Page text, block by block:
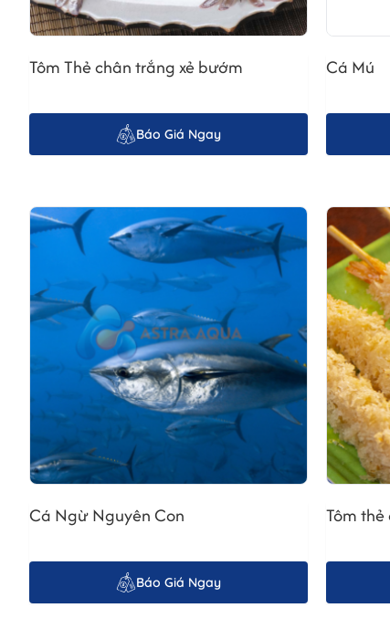
2. Quy trình sản xuất tôm thẻ chân trắng hấp
Để tạo nên một sản phẩm tôm thẻ chân trắng hấp chín
Tôm được thu mua trực tiếp từ các vùng nuôi đạt chuẩn
b. Làm sạch và phân loại
Sau khi thu hoạch, tôm được rửa sạch, phân loại theo
c. Hấp chín bằng hơi nước tinh khiết
Quá trình hấp được thực hiện bằng nhiệt độ và áp suất
d. Cấp đông nhanh IQF (Individual Quick Frozen)
Sau khi hấp chín,tôm thẻ chân trắng hấp chínđược cấp
e. Đóng gói và bảo quản
Tôm được đóng gói hút chân không hoặc khay nhựa, ghi
Cuối cùng, sản phẩm được bảo quản ở nhiệt độ -18°C
Tôm Thẻ chân trắng xẻ bướm
Báo Giá Ngay
Cá Mú
Cá Ngừ Nguyên Con
Báo Giá Ngay
Tôm